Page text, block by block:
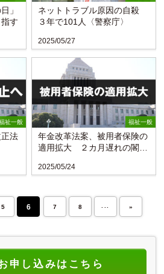
」
す
ネットトラブル原因の自殺
３年で101人〈警察庁〉
2025/05/27
祉一般
法
福祉一般
年金改革法案、被用者保険の
適用拡大 ２カ月遅れの閣議
2025/05/24
5 6 7 8 »
申し込みはこちら